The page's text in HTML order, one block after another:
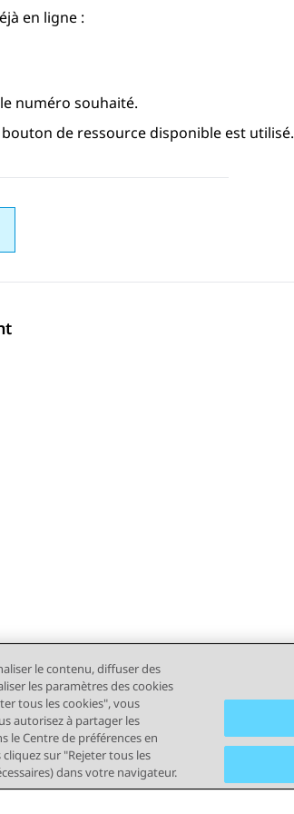
en ligne :
numéro souhaité.
de ressource disponible est utilisé.
sujet
le contenu, diffuser des
les paramètres des cookies
tous les cookies", vous
autorisez à partager les
le Centre de préférences en
sur "Rejeter tous les
dans votre navigateur.